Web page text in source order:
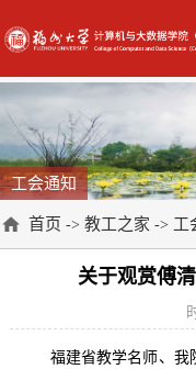
工会通知
首页 -> 教工之家 -> 工
关于观赏傅
福建省教学名师、我